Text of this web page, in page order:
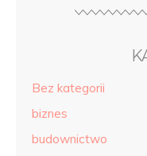
Bez kategorii
biznes
budownictwo